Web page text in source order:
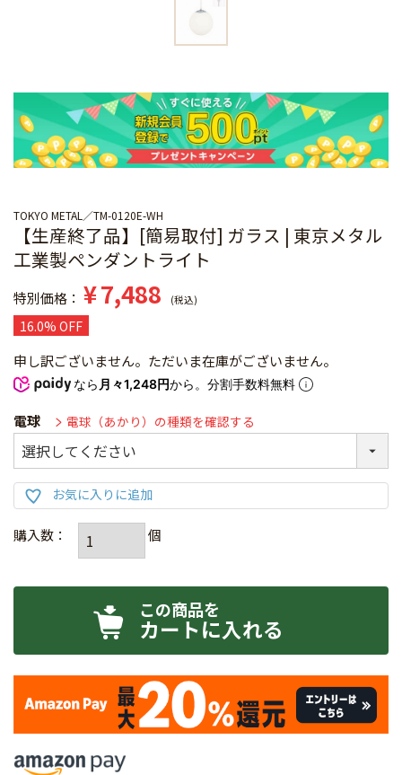
TOKYO METAL TM-0120E-WH
【生産終了品】[簡易取付] ガラス | 東京メタル
工業製ペンダントライト
特別価格 ¥7,488 税込
16.0% OFF
申し訳ございません。ただいま在庫がございません。
なら 月々1,248円から。分割手数料無料
電球 電球（あかり）の種類を確認する
カートに入れる